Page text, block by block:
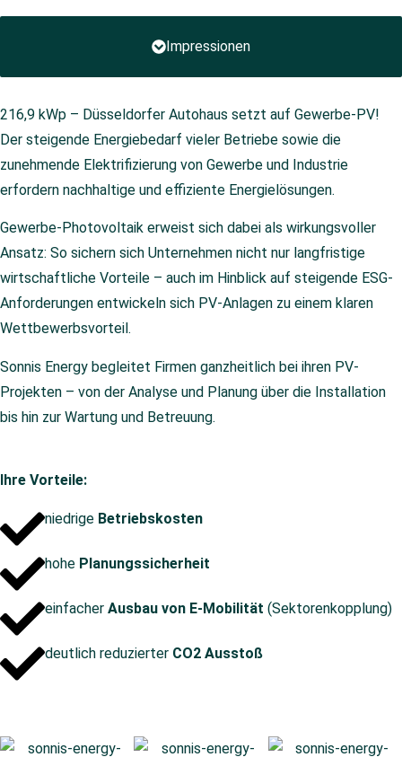
Impressionen
216,9 kWp – Düsseldorfer Autohaus setzt auf Gewerbe-PV!
Der steigende Energiebedarf vieler Betriebe sowie die
zunehmende Elektrifizierung von Gewerbe und Industrie
erfordern nachhaltige und effiziente Energielösungen.
Gewerbe-Photovoltaik erweist sich dabei als wirkungsvoller
Ansatz: So sichern sich Unternehmen nicht nur langfristige
wirtschaftliche Vorteile – auch im Hinblick auf steigende ESG-
Anforderungen entwickeln sich PV-Anlagen zu einem klaren
Wettbewerbsvorteil.
Sonnis Energy begleitet Firmen ganzheitlich bei ihren PV-
Projekten – von der Analyse und Planung über die Installation
bis hin zur Wartung und Betreuung.
Ihre Vorteile:
niedrige Betriebskosten
hohe Planungssicherheit
einfacher Ausbau von E-Mobilität (Sektorenkopplung)
deutlich reduzierter CO2 Ausstoß